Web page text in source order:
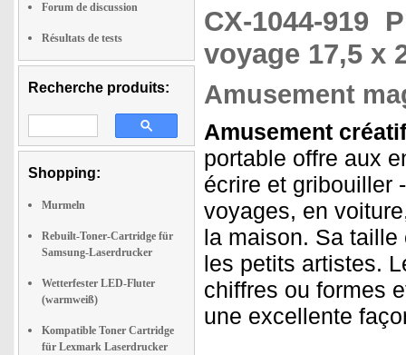
Forum de discussion
Résultats de tests
Recherche produits:
Shopping:
Murmeln
Rebuilt-Toner-Cartridge für
Samsung-Laserdrucker
Wetterfester LED-Fluter
(warmweiß)
Kompatible Toner Cartridge
für Lexmark Laserdrucker
CX-1044-919
voyage 17,5 x
Amusement
Amusement
portable offre aux
écrire et gribouiller
voyages, en
la maison. Sa
les petits artistes.
chiffres ou formes
une excellente